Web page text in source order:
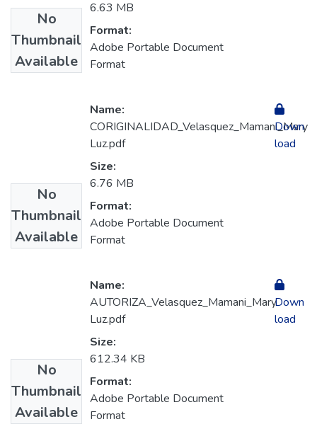
No
Thumbnail
Available
6.63 MB
Format:
Adobe Portable Document
Format
No
Thumbnail
Available
Name:
CORIGINALIDAD_Velasquez_Mamani_Mary
Luz.pdf
Size:
6.76 MB
Format:
Adobe Portable Document
Format
Down
load
No
Thumbnail
Available
Name:
AUTORIZA_Velasquez_Mamani_Mary
Luz.pdf
Size:
612.34 KB
Format:
Adobe Portable Document
Format
Down
load